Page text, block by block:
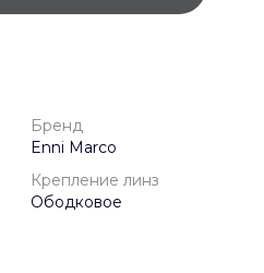
Бренд
Enni Marco
Крепление линз
Ободковое